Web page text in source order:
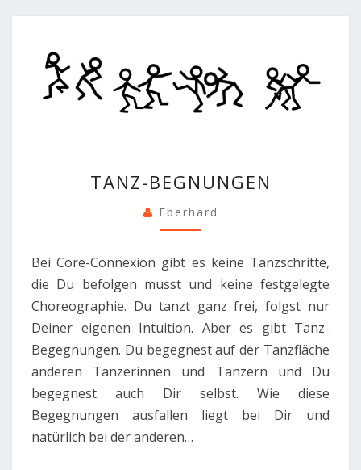
BEGNUNGEN
TANZ-BEGNUNGEN
Eberhard
Bei Core-Connexion gibt es keine Tanzschritte,
die Du befolgen musst und keine festgelegte
Choreographie. Du tanzt ganz frei, folgst nur
Deiner eigenen Intuition. Aber es gibt Tanz-
Begegnungen. Du begegnest auf der Tanzfläche
anderen Tänzerinnen und Tänzern und Du
begegnest auch Dir selbst. Wie diese
Begegnungen ausfallen liegt bei Dir und
natürlich bei der anderen…